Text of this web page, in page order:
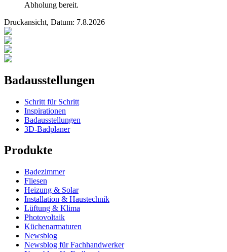
Abholung bereit.
Druckansicht, Datum: 7.8.2026
Badausstellungen
Schritt für Schritt
Inspirationen
Badausstellungen
3D-Badplaner
Produkte
Badezimmer
Fliesen
Heizung & Solar
Installation & Haustechnik
Lüftung & Klima
Photovoltaik
Küchenarmaturen
Newsblog
Newsblog für Fachhandwerker